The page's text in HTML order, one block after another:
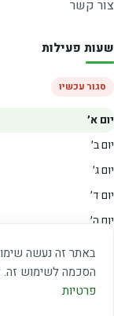
הסכמה לשימוש זה.
פרטיות
צור קשר
שעות פעילות
סגור עכשיו
יום א׳
יום ב׳
יום ג׳
יום ד׳
יום ה׳
שבת